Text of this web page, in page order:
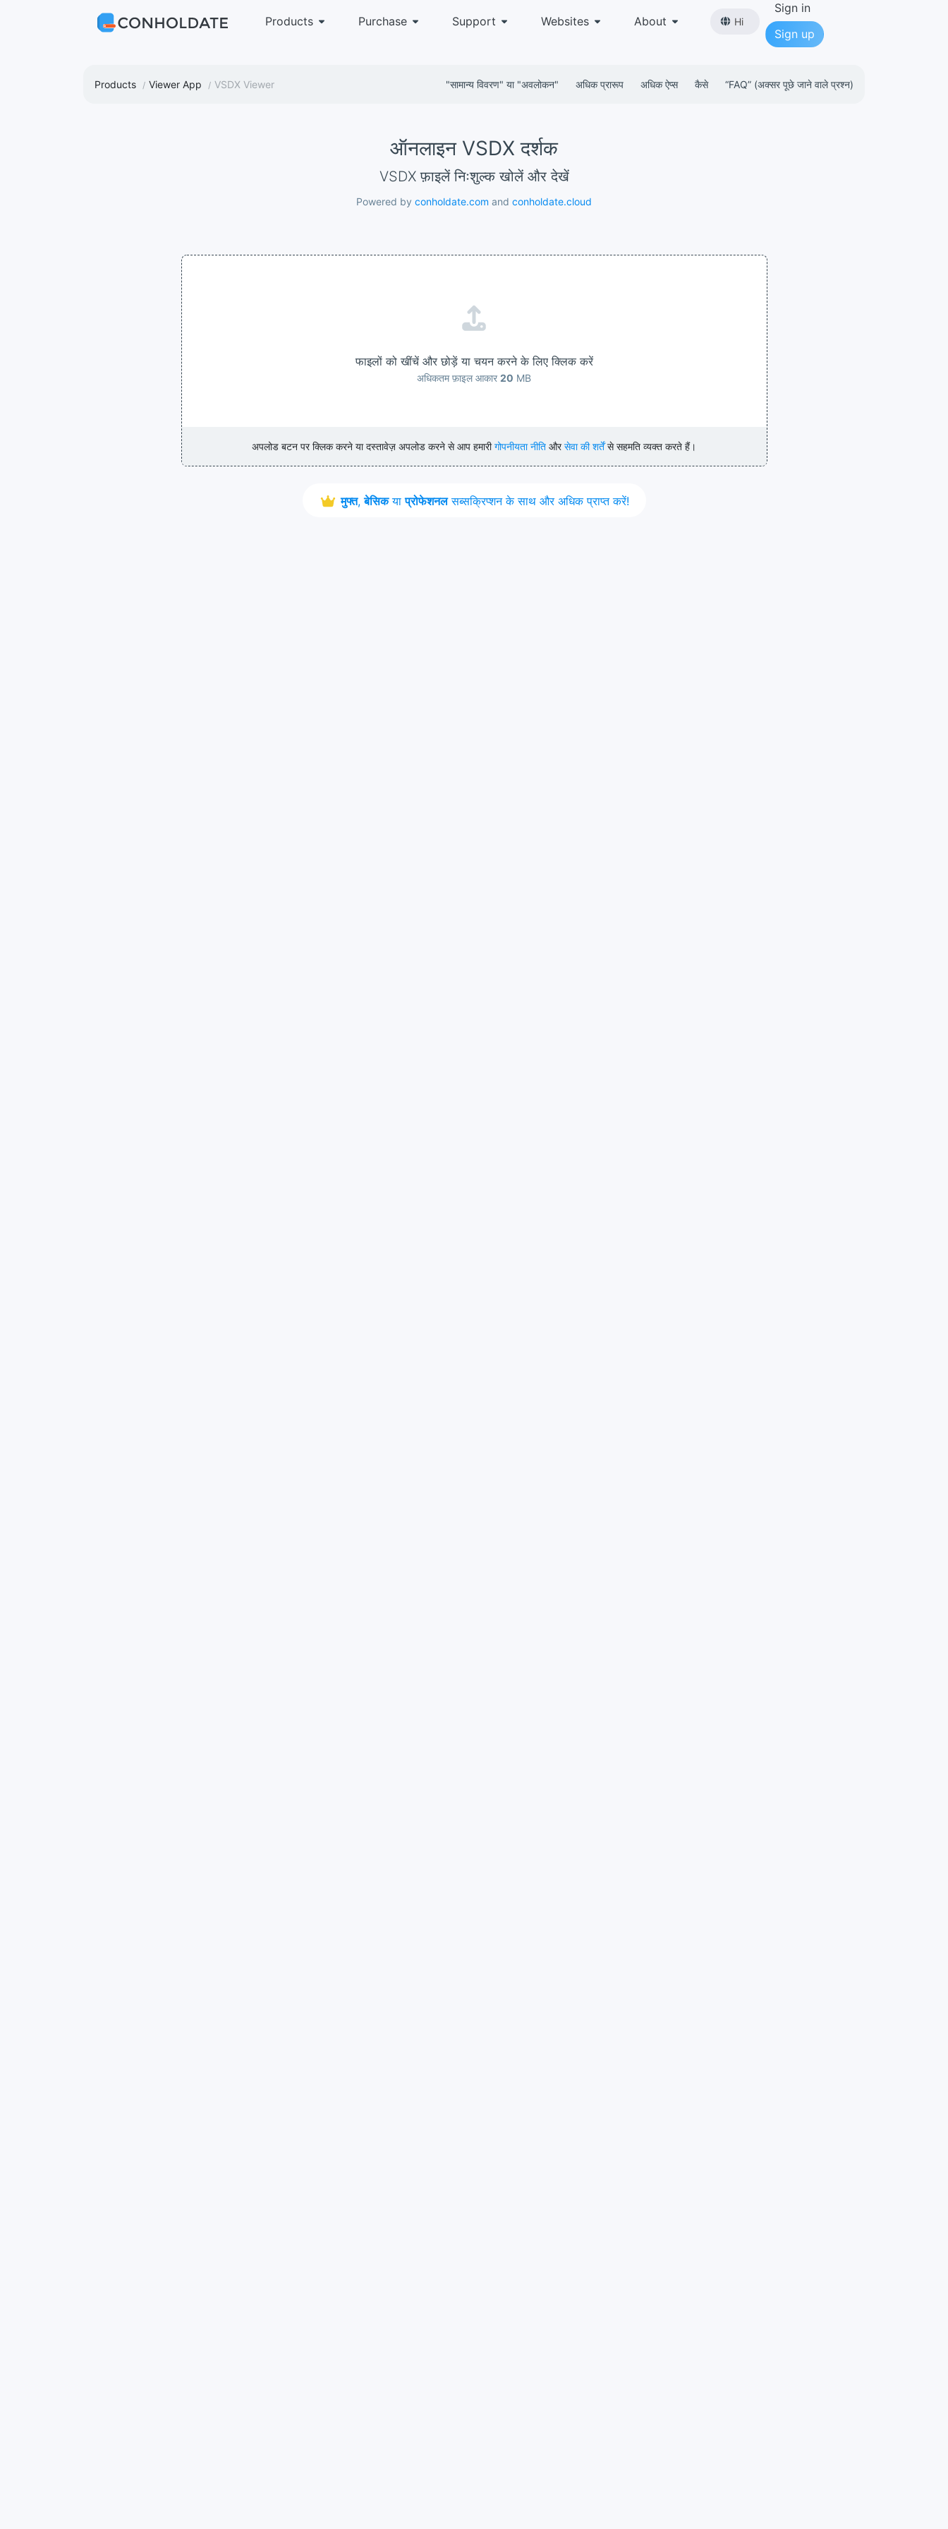
Products Purchase Support Websites About Hi
Sign in
Sign up
Products Viewer App VSDX Viewer "सामान्य विवरण" या "अवलोकन" अधिक प्रारूप अधिक ऐप्स कैसे “FAQ” (अक्सर पूछे जाने वाले प्रश्न)
ऑनलाइन VSDX दर्शक
VSDX फ़ाइलें निःशुल्क खोलें और देखें
Powered by conholdate.com and conholdate.cloud
फाइलों को खींचें और छोड़ें या चयन करने के लिए क्लिक करें
अधिकतम फ़ाइल आकार 20 MB
अपलोड बटन पर क्लिक करने या दस्तावेज़ अपलोड करने से आप हमारीगोपनीयता नीति औरसेवा की शर्तेंसे सहमति व्यक्त करते हैं।
मुफ्त,बेसिकयाप्रोफेशनलसब्सक्रिप्शन के साथ और अधिक प्राप्त करें!